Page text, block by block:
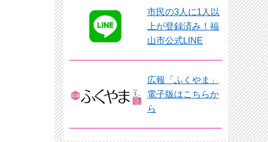
市民の3人に1人以
上が登録済み！福
山市公式LINE
広報「ふくやま」
電子版はこちらか
ら